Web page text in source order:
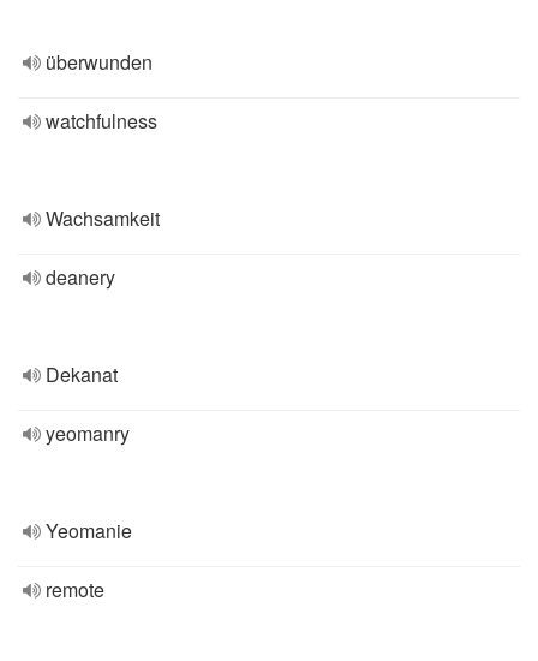
überwunden
watchfulness
Wachsamkeit
deanery
Dekanat
yeomanry
Yeomanie
remote